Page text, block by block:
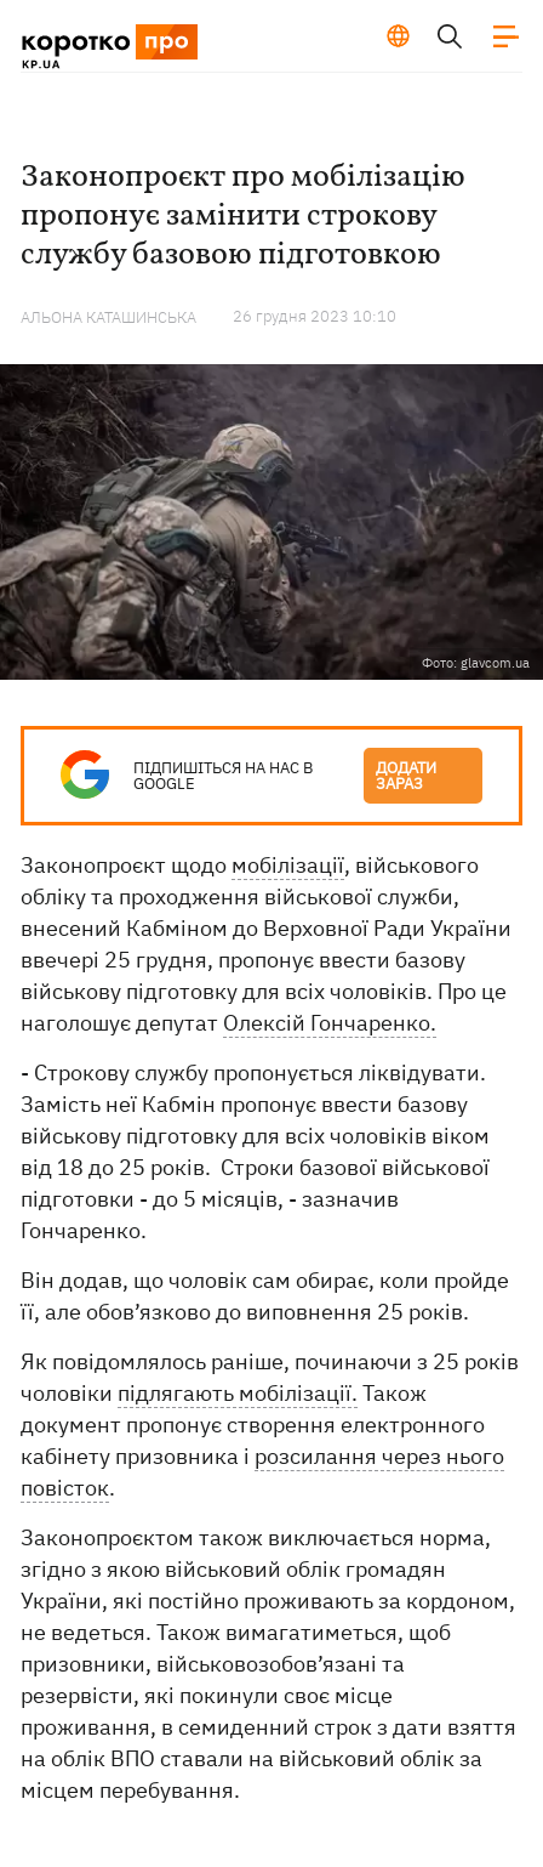
Законопроєкт про мобілізацію
пропонує замінити строкову
службу базовою підготовкою
АЛЬОНА КАТАШИНСЬКА 26 грудня 2023 10:10
Фото: glavcom.ua
ПІДПИШІТЬСЯ НА НАС В
GOOGLE
ДОДАТИ
ЗАРАЗ
Законопроєкт щодо мобілізації, військового
обліку та проходження військової служби,
внесений Кабміном до Верховної Ради України
ввечері 25 грудня, пропонує ввести базову
військову підготовку для всіх чоловіків. Про це
наголошує депутат Олексій Гончаренко.
- Строкову службу пропонується ліквідувати.
Замість неї Кабмін пропонує ввести базову
військову підготовку для всіх чоловіків віком
від 18 до 25 років. Строки базової військової
підготовки - до 5 місяців, - зазначив
Гончаренко.
Він додав, що чоловік сам обирає, коли пройде
її, але обов’язково до виповнення 25 років.
Як повідомлялось раніше, починаючи з 25 років
чоловіки підлягають мобілізації. Також
документ пропонує створення електронного
кабінету призовника і розсилання через нього
повісток.
Законопроєктом також виключається норма,
згідно з якою військовий облік громадян
України, які постійно проживають за кордоном,
не ведеться. Також вимагатиметься, щоб
призовники, військовозобов’язані та
резервісти, які покинули своє місце
проживання, в семиденний строк з дати взяття
на облік ВПО ставали на військовий облік за
місцем перебування.